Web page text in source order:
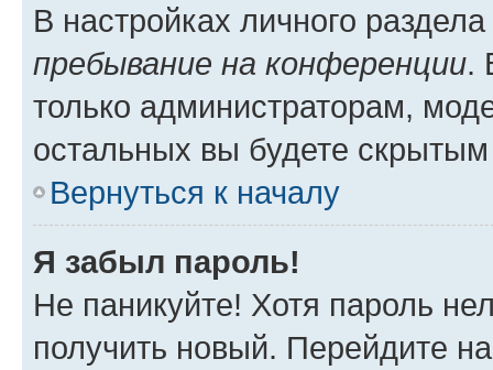
В настройках личного
пребывание на конференции.
только администраторам,
остальных вы будете
Вернуться к началу
Я забыл пароль!
Не паникуйте! Хотя пароль
получить новый. Перейдите